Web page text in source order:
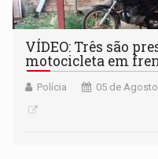
VÍDEO: Três são
motocicleta em
Polícia 05 de